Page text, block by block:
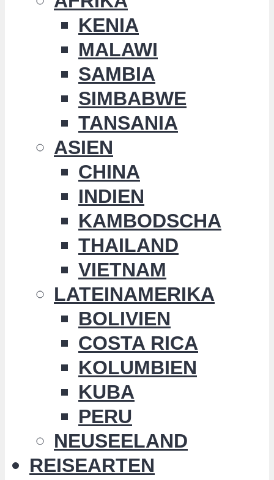
KENIA
MALAWI
SAMBIA
SIMBABWE
TANSANIA
ASIEN
CHINA
INDIEN
KAMBODSCHA
THAILAND
VIETNAM
LATEINAMERIKA
BOLIVIEN
COSTA RICA
KOLUMBIEN
KUBA
PERU
NEUSEELAND
REISEARTEN